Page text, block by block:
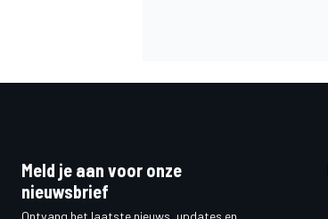
Meld je aan voor onze
nieuwsbrief
Ontvang het laatste nieuws, updates en